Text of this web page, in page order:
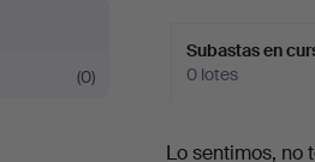
(0)
Subastas en
0 lotes
Subastas
Lo sentimos, no